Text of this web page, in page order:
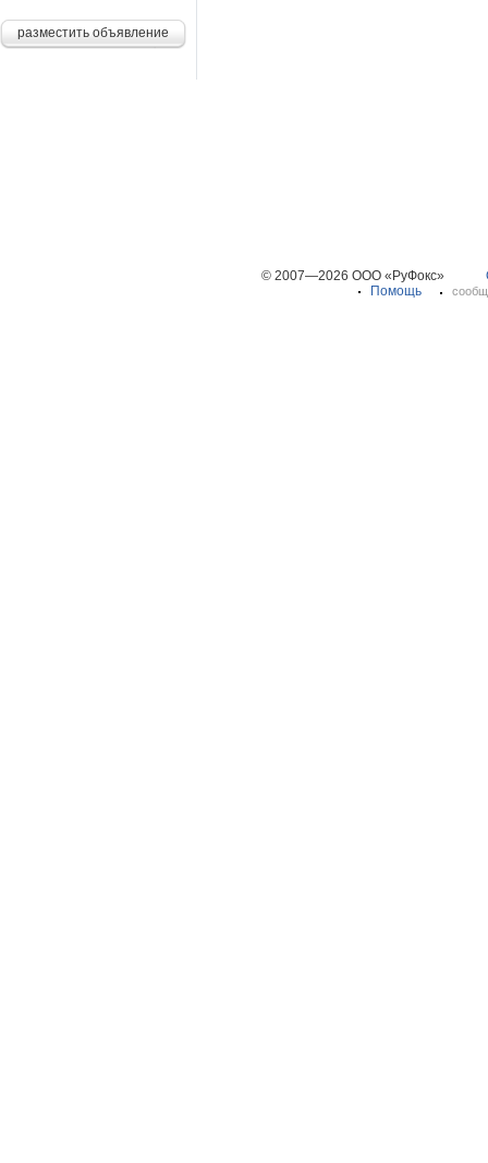
разместить объявление
© 2007—2026 ООО «РуФокс»
Помощь